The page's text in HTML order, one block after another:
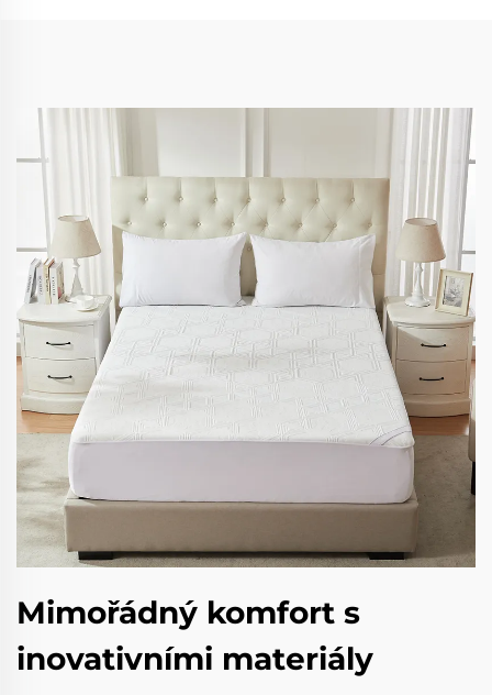
Mimořádný komfort s
inovativními materiály